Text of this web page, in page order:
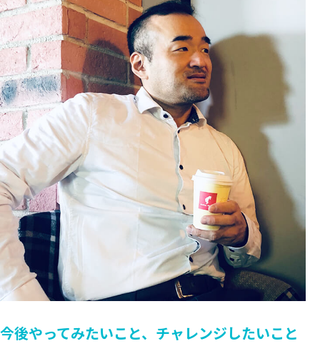
今後やってみたいこと、チャレンジしたいこと